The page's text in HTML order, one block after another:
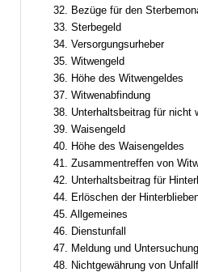
32. Bezüge für den
33. Sterbegeld
34. Versorgungsurheber
35. Witwengeld
36. Höhe des Witwengeldes
37. Witwenabfindung
38. Unterhaltsbeitrag für nicht
39. Waisengeld
40. Höhe des Waisengeldes
41. Zusammentreffen von
42. Unterhaltsbeitrag für
44. Erlöschen der
45. Allgemeines
46. Dienstunfall
47. Meldung und
48. Nichtgewährung von